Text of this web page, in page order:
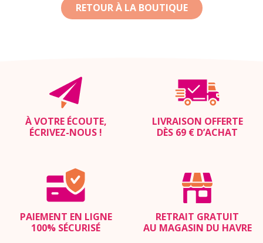
RETOUR À LA BOUTIQUE
À VOTRE ÉCOUTE,
ÉCRIVEZ-NOUS !
LIVRAISON OFFERTE
DÈS 69 € D’ACHAT
PAIEMENT EN LIGNE
100% SÉCURISÉ
RETRAIT GRATUIT
AU MAGASIN DU HAVRE